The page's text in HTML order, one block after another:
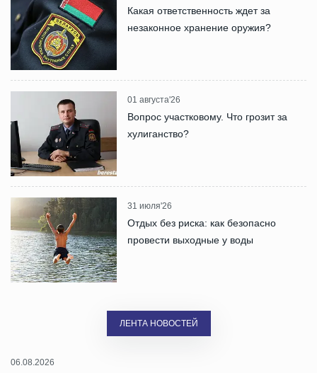
Какая ответственность ждет за
незаконное хранение оружия?
01 августа'26
Вопрос участковому. Что грозит за
хулиганство?
31 июля'26
Отдых без риска: как безопасно
провести выходные у воды
ЛЕНТА НОВОСТЕЙ
06.08.2026